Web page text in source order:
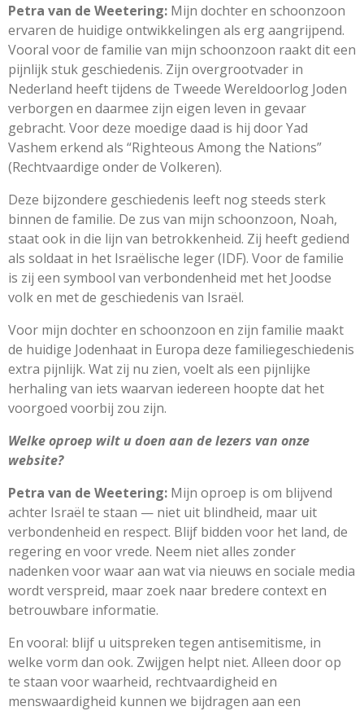
Petra van de Weetering: Mijn dochter en schoonzoon
ervaren de huidige ontwikkelingen als erg aangrijpend.
Vooral voor de familie van mijn schoonzoon raakt dit een
pijnlijk stuk geschiedenis. Zijn overgrootvader in
Nederland heeft tijdens de Tweede Wereldoorlog Joden
verborgen en daarmee zijn eigen leven in gevaar
gebracht. Voor deze moedige daad is hij door Yad
Vashem erkend als “Righteous Among the Nations”
(Rechtvaardige onder de Volkeren).
Deze bijzondere geschiedenis leeft nog steeds sterk
binnen de familie. De zus van mijn schoonzoon, Noah,
staat ook in die lijn van betrokkenheid. Zij heeft gediend
als soldaat in het Israëlische leger (IDF). Voor de familie
is zij een symbool van verbondenheid met het Joodse
volk en met de geschiedenis van Israël.
Voor mijn dochter en schoonzoon en zijn familie maakt
de huidige Jodenhaat in Europa deze familiegeschiedenis
extra pijnlijk. Wat zij nu zien, voelt als een pijnlijke
herhaling van iets waarvan iedereen hoopte dat het
voorgoed voorbij zou zijn.
Welke oproep wilt u doen aan de lezers van onze
website?
Petra van de Weetering: Mijn oproep is om blijvend
achter Israël te staan — niet uit blindheid, maar uit
verbondenheid en respect. Blijf bidden voor het land, de
regering en voor vrede. Neem niet alles zonder
nadenken voor waar aan wat via nieuws en sociale media
wordt verspreid, maar zoek naar bredere context en
betrouwbare informatie.
En vooral: blijf u uitspreken tegen antisemitisme, in
welke vorm dan ook. Zwijgen helpt niet. Alleen door op
te staan voor waarheid, rechtvaardigheid en
menswaardigheid kunnen we bijdragen aan een